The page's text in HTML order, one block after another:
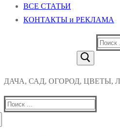
ВСЕ СТАТЬИ
КОНТАКТЫ и РЕКЛАМА
Найти:
ДАЧА, САД, ОГОРОД, ЦВЕТЫ,
Найти: